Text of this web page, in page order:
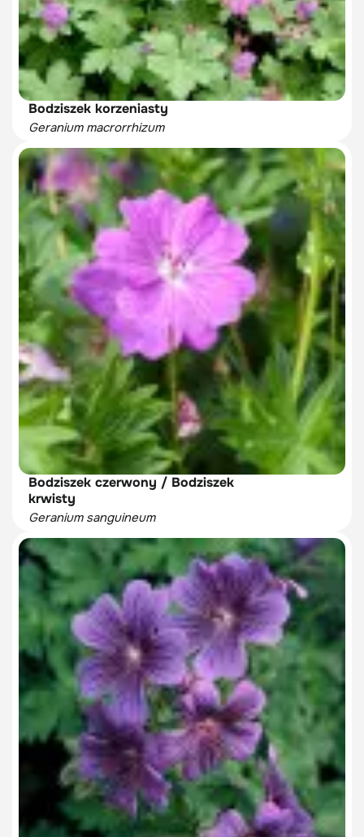
Bodziszek korzeniasty
Geranium macrorrhizum
Bodziszek czerwony / Bodziszek
krwisty
Geranium sanguineum